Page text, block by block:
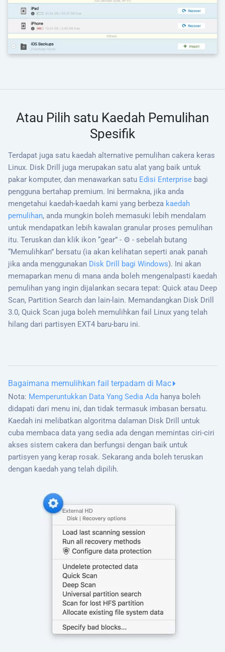
Atau Pilih satu Kaedah Pemulihan
Spesifik
Terdapat juga satu kaedah alternative pemulihan cakera keras
Linux. Disk Drill juga merupakan satu alat yang baik untuk
pakar komputer, dan menawarkan satu Edisi Enterprise bagi
pengguna bertahap premium. Ini bermakna, jika anda
mengetahui kaedah-kaedah kami yang berbeza kaedah
pemulihan, anda mungkin boleh memasuki lebih mendalam
untuk mendapatkan lebih kawalan granular proses pemulihan
itu. Teruskan dan klik ikon “gear” - ⚙️ - sebelah butang
“Memulihkan” bersatu (ia akan kelihatan seperti anak panah
jika anda menggunakan Disk Drill bagi Windows). Ini akan
memaparkan menu di mana anda boleh mengenalpasti kaedah
pemulihan yang ingin dijalankan secara tepat: Quick atau Deep
Scan, Partition Search dan lain-lain. Memandangkan Disk Drill
3.0, Quick Scan juga boleh memulihkan fail Linux yang telah
hilang dari partisyen EXT4 baru-baru ini.
Bagaimana memulihkan fail terpadam di Mac
Nota: Memperuntukkan Data Yang Sedia Ada hanya boleh
didapati dari menu ini, dan tidak termasuk imbasan bersatu.
Kaedah ini melibatkan algoritma dalaman Disk Drill untuk
cuba membaca data yang sedia ada dengan memintas ciri-ciri
akses sistem cakera dan berfungsi dengan baik untuk
partisyen yang kerap rosak. Sekarang anda boleh teruskan
dengan kaedah yang telah dipilih.